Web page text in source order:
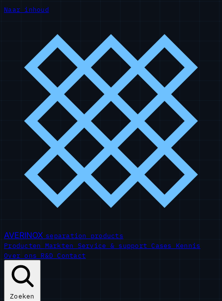
Naar inhoud
AVERINOX separation products
Producten Markten Service & support Cases Kennis
Over ons R&D Contact
Zoeken